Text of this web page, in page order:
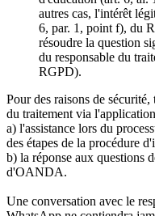
autres cas, l'intérêt
6, par. 1, point f), du
résoudre la question
du responsable du
RGPD).
Pour des raisons de
du traitement via
a) l'assistance lors du
des étapes de la procédure
b) la réponse aux questions
d'OANDA.
Une conversation avec le